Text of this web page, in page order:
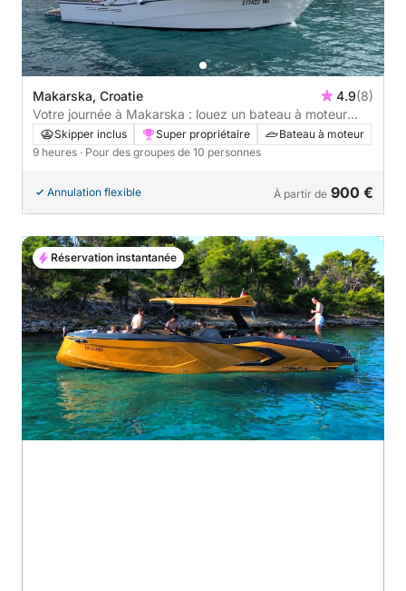
Makarska, Croatie 4.9(8)
Votre journée à Makarska : louez un bateau à moteur
pour une journée complète de découverte.
Skipper inclus Super propriétaire
Bateau à moteur
9 heures · Pour des groupes de 10 personnes
Annulation flexible À partir de 900 €
Réservation instantanée